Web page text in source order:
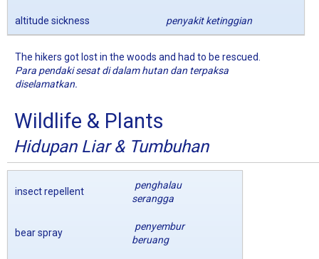
altitude sickness penyakit ketinggian
The hikers got lost in the woods and had to be rescued.
Para pendaki sesat di dalam hutan dan terpaksa
diselamatkan.
Wildlife & Plants
Hidupan Liar & Tumbuhan
insect repellent
penghalau
serangga
bear spray
penyembur
beruang